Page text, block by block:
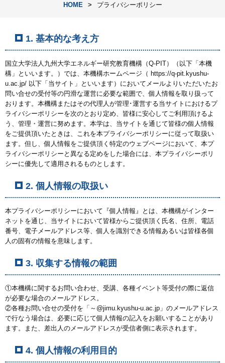
HOME プライバシーポリシー
1. 基本的な考え方
国立大学法人九州大学エネルギー研究教育機構（Q-PIT）（以下「本機
構」といいます。）では、本機構ホームページ（ https://q-pit.kyushu-
u.ac.jp/ 以下「当サイト」といいます）においてメールよりいただいたお
問い合せの受付等の円滑な運営に必要な範囲で、個人情報を取り扱って
おります。本機構またはその代理人が管理･運営する当サイトにおけるプ
ライバシーポリシーを次のとおり定め、皆様に安心してご利用頂けるよ
う、管理・運営に努めます。本学は、当サイトを通じて皆様の個人情報
をご提供頂いたときは、これを本プライバシーポリシーに従って取扱い
ます。但し、個人情報をご提供頂く特定のウェブページにおいて、本プ
ライバシーポリシーと異なる定めをした場合には、本プライバシーポリ
シーに優先して適用されるものとします。
2. 個人情報の取扱い
本プライバシーポリシーにおいて『個人情報』とは、本機構がインター
ネットを通じ、当サイトにおいて皆様からご提供頂く氏名、住所、電話
番号、電子メールアドレス等、個人を識別できる情報あるいは皆様各個
人の固有の情報を意味します。
3. 収集する情報の範囲
①本機構に関するお問い合わせ、受講、各種イベント等受付の際に返信
が必要な場合のメールアドレス。
②各種お問い合せの受付を「～@jimu.kyushu-u.ac.jp」のメールアドレス
で行なう場合は、必要に応じて個人情報の記入をお願いすることがあり
ます。また、差出人のメールアドレスが受信者側に表示されます。
4. 個人情報の利用目的